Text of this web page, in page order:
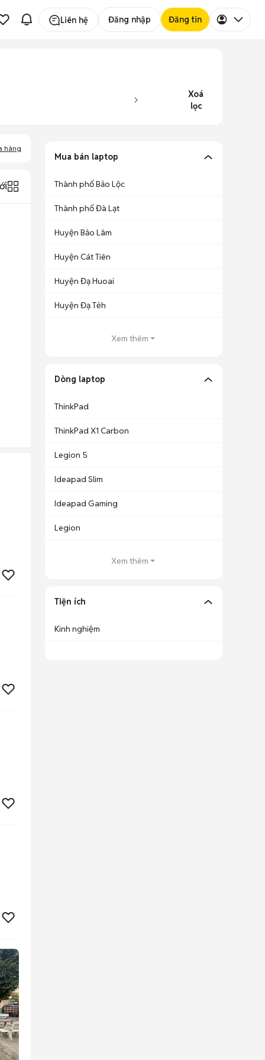
Liên hệ Đăng nhập Đăng tin
Xoá
lọc
hàng
Mua bán laptop
Thành phố Bảo Lộc
Thành phố Đà Lạt
Huyện Bảo Lâm
Huyện Cát Tiên
Huyện Đạ Huoai
Huyện Đạ Tẻh
Xem thêm
Dòng laptop
ThinkPad
ThinkPad X1 Carbon
Legion 5
Ideapad Slim
Ideapad Gaming
Legion
Xem thêm
Tiện ích
Kinh nghiệm